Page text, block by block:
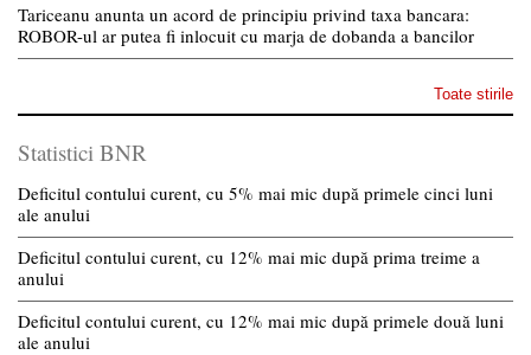
Tariceanu anunta un acord de principiu privind taxa bancara:
ROBOR-ul ar putea fi inlocuit cu marja de dobanda a bancilor
Toate stirile
Statistici BNR
Deficitul contului curent, cu 5% mai mic după primele cinci luni
ale anului
Deficitul contului curent, cu 12% mai mic după prima treime a
anului
Deficitul contului curent, cu 12% mai mic după primele două luni
ale anului